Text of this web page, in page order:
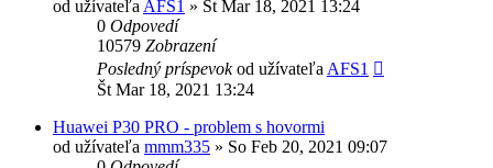
od užívateľa AFS1 » Št Mar 18, 2021 13:24
0 Odpovedí
10579 Zobrazení
Posledný príspevokod užívateľa AFS1
Št Mar 18, 2021 13:24
Huawei P30 PRO - problem s hovormi
od užívateľa mmm335 » So Feb 20, 2021 09:07